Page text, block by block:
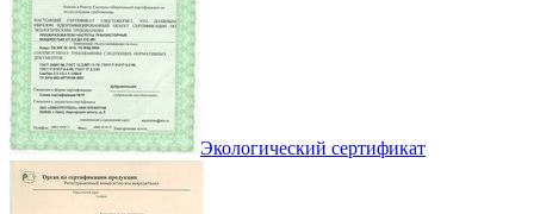
Экологический сертификат